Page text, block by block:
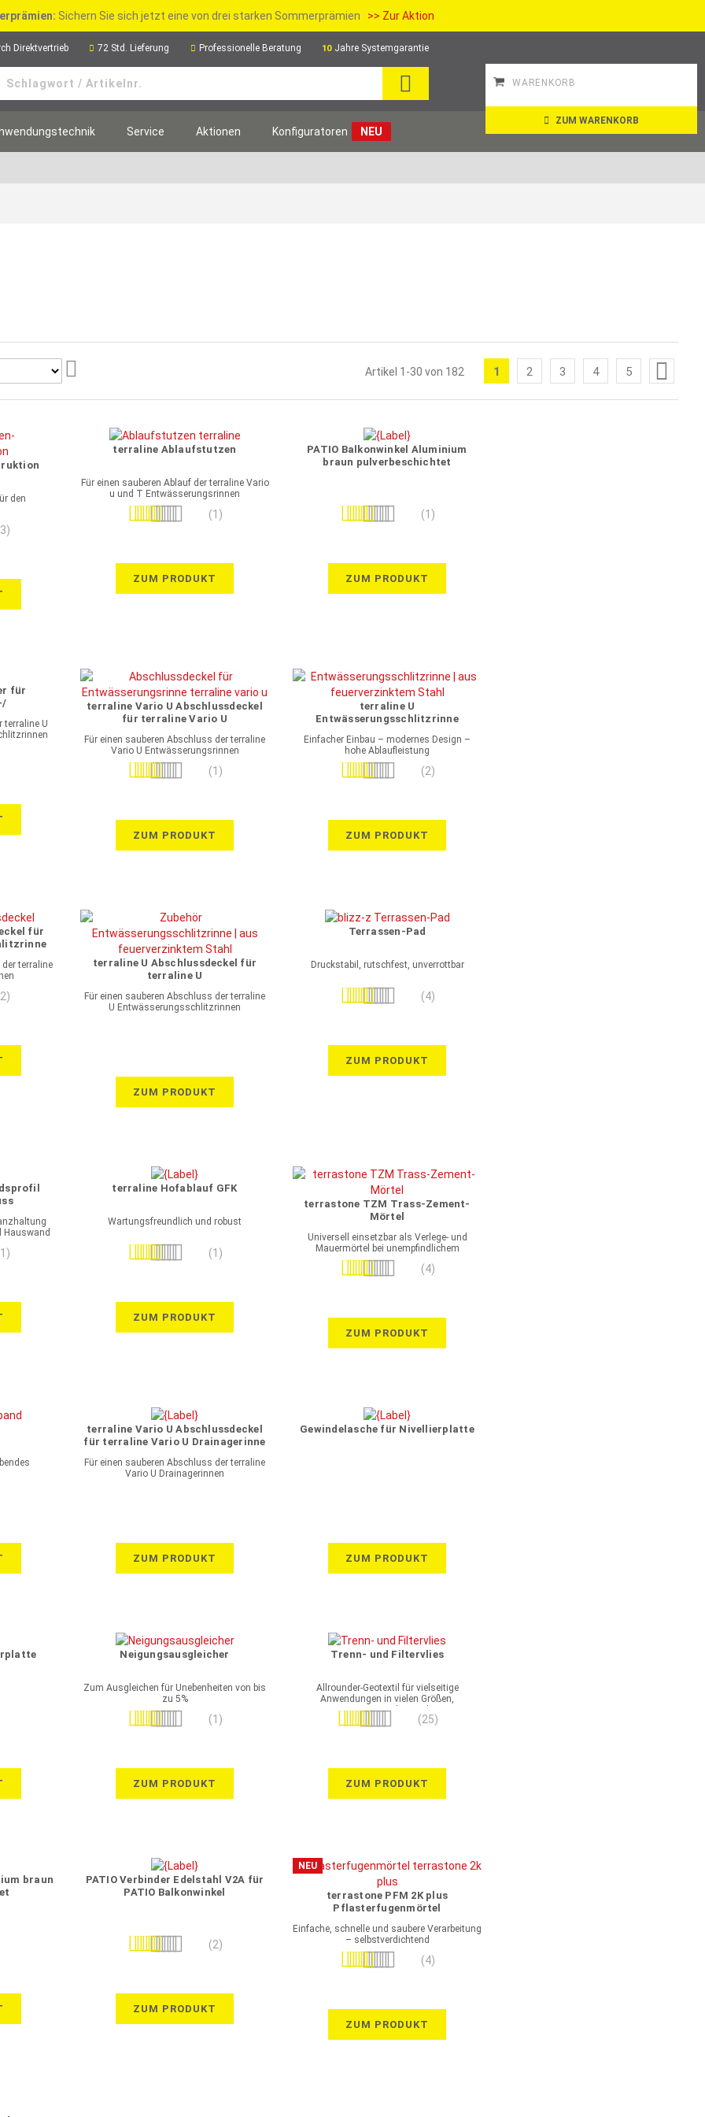
Sichern Sie sich jetzt eine von drei starken Sommerprämien >> Zur Aktion
Direktvertrieb 72 Std. Lieferung Professionelle Beratung 10 Jahre Systemgarantie
WARENKORB
ZUM WARENKORB
Service Aktionen Konfiguratoren NEU
Artikel 1 -30 von 182 Sie
1 Seite
2 Seite
3 Seite
4 Seite
5
den
terraline Ablaufstutzen
Für einen sauberen Ablauf der terraline Vario
u und T Entwässerungsrinnen
Bewertung:
(1)
ZUM PRODUKT
PATIO Balkonwinkel Aluminium
braun pulverbeschichtet
Bewertung: (1)
ZUM PRODUKT
für
terraline U
terraline Vario U Abschlussdeckel
für terraline Vario U
feuerverzinkter Stahl
Für einen sauberen Abschluss der terraline
Vario U Entwässerungsrinnen
Bewertung:
(1)
ZUM PRODUKT
terraline U
Entwässerungsschlitzrinne
Einfacher Einbau – modernes Design –
hohe Ablaufleistung
Bewertung:
(2)
ZUM PRODUKT
für
terraline
terraline U Abschlussdeckel für
terraline U
feuerverzinkter Stahl
Für einen sauberen Abschluss der terraline
U Entwässerungsschlitzrinnen
ZUM PRODUKT
Terrassen-Pad
Druckstabil, rutschfest, unverrottbar
Bewertung: (4)
ZUM PRODUKT
Hauswand
terraline Hofablauf GFK
Wartungsfreundlich und robust
Bewertung: (1)
ZUM PRODUKT
terrastone TZM Trass-Zement-
Mörtel
Universell einsetzbar als Verlege- und
Mauermörtel bei unempfindlichem
Naturstein
Bewertung: (4)
ZUM PRODUKT
terraline Vario U Abschlussdeckel
für terraline Vario U Drainagerinne
Für einen sauberen Abschluss der terraline
Vario U Drainagerinnen
ZUM PRODUKT
Gewindelasche für Nivellierplatte
ZUM PRODUKT
Neigungsausgleicher
Zum Ausgleichen für Unebenheiten von bis
zu 5%
Bewertung:
(1)
ZUM PRODUKT
Trenn- und Filtervlies
Allrounder-Geotextil für vielseitige
Anwendungen in vielen Größen,
Grammaturen und GRK-Klassen
Bewertung: (25)
ZUM PRODUKT
braun
PATIO Verbinder Edelstahl V2A für
PATIO Balkonwinkel
Bewertung: (2)
ZUM PRODUKT
NEU
terrastone PFM 2K plus
Pflasterfugenmörtel
Einfache, schnelle und saubere Verarbeitung
– selbstverdichtend
Bewertung:
(4)
ZUM PRODUKT